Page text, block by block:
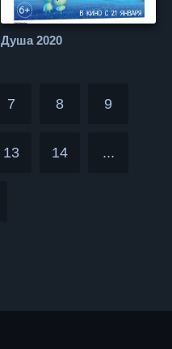
Душа 2020
7 8 9
13 14 ...